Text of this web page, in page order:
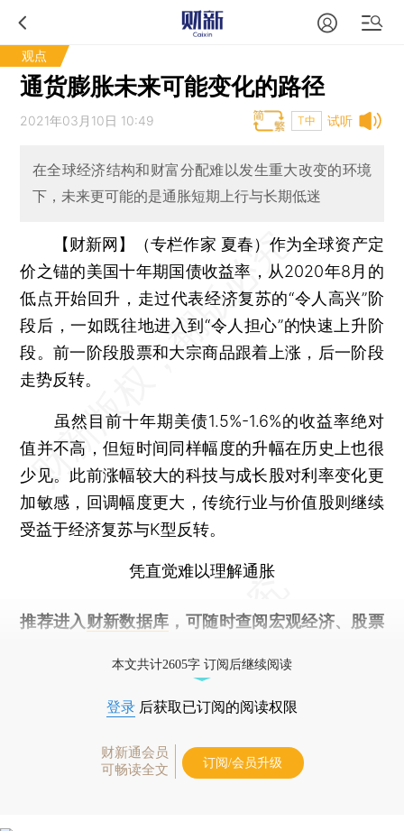
观点
通货膨胀未来可能变化的路径
试听
2021年03月10日 10:49 T中
在全球经济结构和财富分配难以发生重大改变的环境
下，未来更可能的是通胀短期上行与长期低迷
【财新网】（专栏作家 夏春）作为全球资产定
价之锚的美国十年期国债收益率，从2020年8月的
低点开始回升，走过代表经济复苏的“令人高兴”阶
段后，一如既往地进入到“令人担心”的快速上升阶
段。前一阶段股票和大宗商品跟着上涨，后一阶段
走势反转。
虽然目前十年期美债1.5%-1.6%的收益率绝对
值并不高，但短时间同样幅度的升幅在历史上也很
少见。此前涨幅较大的科技与成长股对利率变化更
加敏感，回调幅度更大，传统行业与价值股则继续
受益于经济复苏与K型反转。
凭直觉难以理解通胀
推荐进入 财新数据库 ，可随时查阅宏观经济、股票
本文共计2605字 订阅后继续阅读
登录 后获取已订阅的阅读权限
财新通会员
可畅读全文
订阅/会员升级